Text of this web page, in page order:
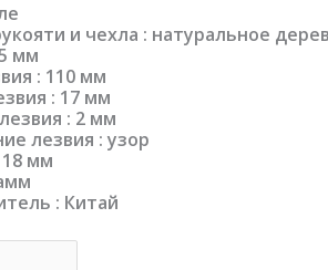
и чехла : натуральное
мм
: 110 мм
: 17 мм
: 2 мм
лезвия : узор
мм
: Китай